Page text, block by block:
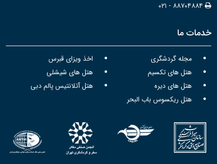
۰۲۱ - ۸۸۷۰۴۸۸۴
خدمات ما
مجله گردشگری
اخذ ویزای قبرس
هتل های تکسیم
هتل های شیشلی
هتل های دیره
هتل آتلانتیس پالم دبی
هتل ریکسوس باب البحر